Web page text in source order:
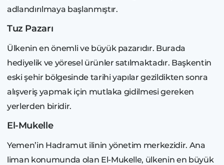
adlandırılmaya başlanmıştır.
Tuz Pazarı
Ülkenin en önemli ve büyük pazarıdır. Burada
hediyelik ve yöresel ürünler satılmaktadır. Başkentin
eski şehir bölgesinde tarihi yapılar gezildikten sonra
alışveriş yapmak için mutlaka gidilmesi gereken
yerlerden biridir.
El-Mukelle
Yemen’in Hadramut ilinin yönetim merkezidir. Ana
liman konumunda olan El-Mukelle, ülkenin en büyük